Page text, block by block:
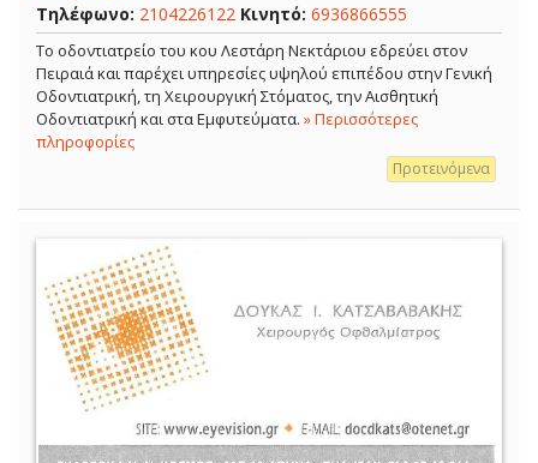
Τηλέφωνο: 2104226122 Κινητό: 6936866555
Το οδοντιατρείο του κου Λεστάρη Νεκτάριου εδρεύει στον
Πειραιά και παρέχει υπηρεσίες υψηλού επιπέδου στην Γενική
Οδοντιατρική, τη Χειρουργική Στόματος, την Αισθητική
Οδοντιατρική και στα Εμφυτεύματα. » Περισσότερες
πληροφορίες
Προτεινόμενα